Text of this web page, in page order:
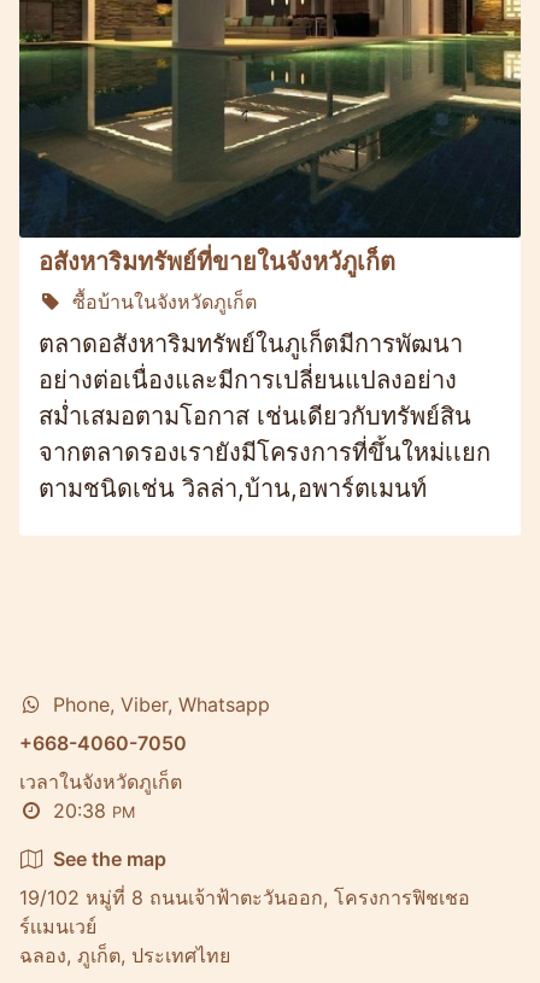
อสังหาริมทรัพย์ที่ขายในจังหวัภูเก็ต
ซื้อบ้านในจังหวัดภูเก็ต
ตลาดอสังหาริมทรัพย์ในภูเก็ตมีการพัฒนา
อย่างต่อเนื่องและมีการเปลี่ยนแปลงอย่าง
สม่ำเสมอตามโอกาส เช่นเดียวกับทรัพย์สิน
จากตลาดรองเรายังมีโครงการที่ขึ้นใหม่เเยก
ตามชนิดเช่น วิลล่า,บ้าน,อพาร์ตเมนท์
Phone, Viber, Whatsapp
+668-4060-7050
เวลาในจังหวัดภูเก็ต
20:38 PM
See the map
19/102 หมู่ที่ 8 ถนนเจ้าฟ้าตะวันออก, โครงการฟิชเชอ
ร์เเมนเวย์
ฉลอง, ภูเก็ต, ประเทศไทย